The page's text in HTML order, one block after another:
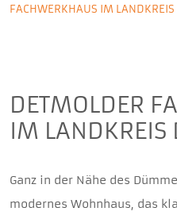
FACHWERKHAUS IM
DETMOLDER
IM LANDKREIS
Ganz in der Nähe des
modernes Wohnhaus, das